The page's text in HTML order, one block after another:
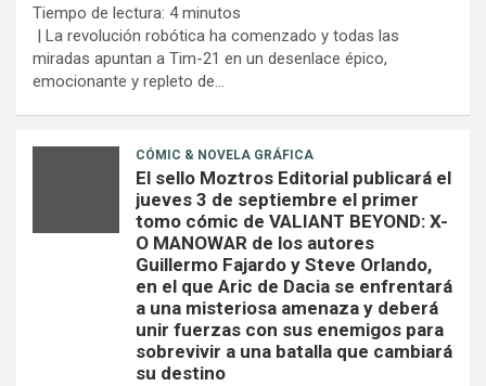
Tiempo de lectura: 4 minutos
| La revolución robótica ha comenzado y todas las
miradas apuntan a Tim-21 en un desenlace épico,
emocionante y repleto de…
CÓMIC & NOVELA GRÁFICA
El sello Moztros Editorial publicará el
jueves 3 de septiembre el primer
tomo cómic de VALIANT BEYOND: X-
O MANOWAR de los autores
Guillermo Fajardo y Steve Orlando,
en el que Aric de Dacia se enfrentará
a una misteriosa amenaza y deberá
unir fuerzas con sus enemigos para
sobrevivir a una batalla que cambiará
su destino